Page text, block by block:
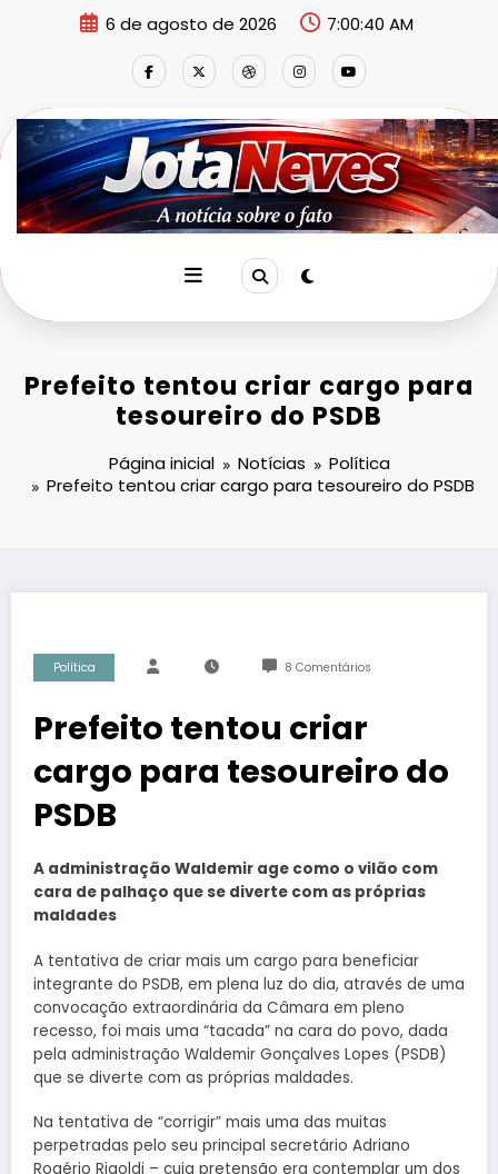
6 de agosto de 2026 7:00:41 AM
Prefeito tentou criar cargo para
tesoureiro do PSDB
Página inicial Notícias
Política
Prefeito tentou criar cargo para tesoureiro do PSDB
Política 8 Comentários
Prefeito tentou criar
cargo para tesoureiro do
PSDB
A administração Waldemir age como o vilão com
cara de palhaço que se diverte com as próprias
maldades
A tentativa de criar mais um cargo para beneficiar
integrante do PSDB, em plena luz do dia, através de uma
convocação extraordinária da Câmara em pleno
recesso, foi mais uma “tacada” na cara do povo, dada
pela administração Waldemir Gonçalves Lopes (PSDB)
que se diverte com as próprias maldades.
Na tentativa de “corrigir” mais uma das muitas
perpetradas pelo seu principal secretário Adriano
Rogério Rigoldi – cuja pretensão era contemplar um dos